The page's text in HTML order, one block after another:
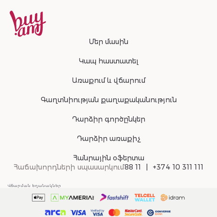
Մեր մասին
Կապ հաստատել
Առաքում և վճարում
Գաղտնիության քաղաքականություն
Դարձիր գործընկեր
Դարձիր առաքիչ
Հանրային օֆերտա
Հաճախորդների սպասարկում88 11 +374 10 311 111
Վճարման եղանակներ